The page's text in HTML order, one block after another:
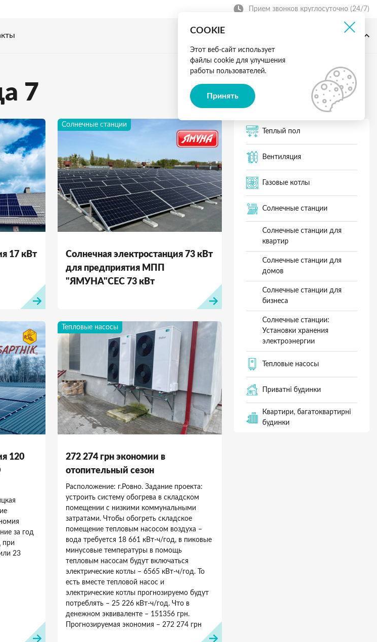
Прием звонков круглосуточно (24/7)
г. Ровно, ул. Дачная 1а,
+38 (067) 199-23-03
7
Теплый пол
Вентиляция
Газовые котлы
Солнечные станции
Солнечные станции для
квартир
Солнечные станции для
домов
Солнечные станции для
бизнеса
Солнечные станции:
Установки хранения
электроэнергии
Тепловые насосы
Приватні будинки
Квартири, багатоквартирні
будинки
17 кВт
Солнечная электростанция 73 кВт
для предприятия МПП
"ЯМУНА"СЕС 73 кВт
Солнечные станции
120
за год
при
23
272 274 грн экономии в
отопительный сезон
Расположение: г.Ровно. Задание проекта:
устроить систему обогрева в складском
помещении с низкими коммунальными
затратами. Чтобы обогреть складское
помещение тепловым насосом воздуха –
вода требуется 18 661 кВт-ч/год, в пиковые
минусовые температуры в помощь
тепловым насосам будут включаться
электрические котлы – 6565 кВт-ч/год. То
есть вместе тепловой насос и
электрические котлы прогнозируемо будут
потреблять – 25 226 кВт-ч/год. Что в
денежном эквиваленте – 151356 грн.
Прогнозируемая экономия – 272 274 грн
Тепловые насосы
COOKIE
Этот веб-сайт использует
файлы cookie для улучшения
работы пользователей.
Принять